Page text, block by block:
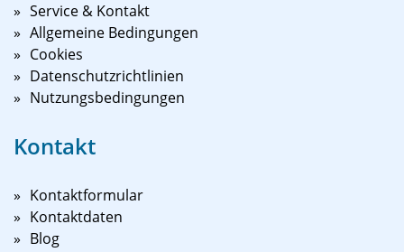
Service & Kontakt
Allgemeine Bedingungen
Cookies
Datenschutzrichtlinien
Nutzungsbedingungen
Kontakt
Kontaktformular
Kontaktdaten
Blog